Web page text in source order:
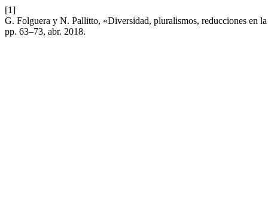
[1]
G. Folguera y N. Pallitto, «Diversidad, pluralismos, reducciones en
pp. 63–73, abr. 2018.